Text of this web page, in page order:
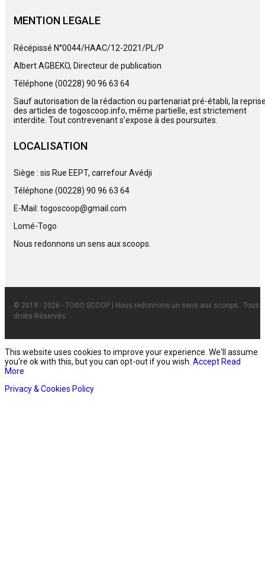
MENTION LEGALE
Récépissé N°0044/HAAC/12-2021/PL/P
Albert AGBEKO, Directeur de publication
Téléphone (00228) 90 96 63 64
Sauf autorisation de la rédaction ou partenariat pré-établi, la
des articles de togoscoop.info, même partielle, est strictement
interdite. Tout contrevenant s’expose à des poursuites.
LOCALISATION
Siège : sis Rue EEPT, carrefour Avédji
Téléphone (00228) 90 96 63 64
E-Mail: togoscoop@gmail.com
Lomé-Togo
Nous redonnons un sens aux scoops.
© 2018 - 2026 - TOGO SCOOP | Nous redonnons un sens aux scoops.. Tous
droits Réservés.
This website uses cookies to improve your experience. We'll assume
you're ok with this, but you can opt-out if you wish. Accept Read
More
Privacy & Cookies Policy